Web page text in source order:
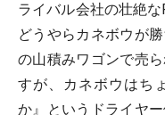
ライバル会社の壮絶
どうやらカネボウが
の山積みワゴンで売
すが、カネボウはち
か』というドライヤ